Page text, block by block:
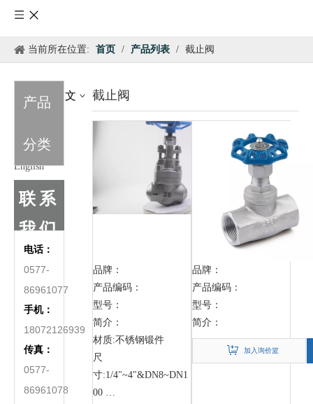
简体中文
English
当前所在位置: 首页 / 产品列表 / 截止阀
产品
分类
联系
我们
电话：
0577-
86961077
手机：
18072126939
传真：
0577-
86961078
截止阀
件
高
阀
品牌：
产品编码：
型号：
简介：
材质:不锈钢锻件
尺
寸:1/4"~4"&DN8~DN1
00
品牌：
产品编码：
型号：
简介：
加入询价篮